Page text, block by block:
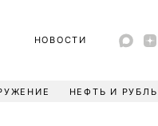
НОВОСТИ
НЕФТЬ И РУБЛЬ